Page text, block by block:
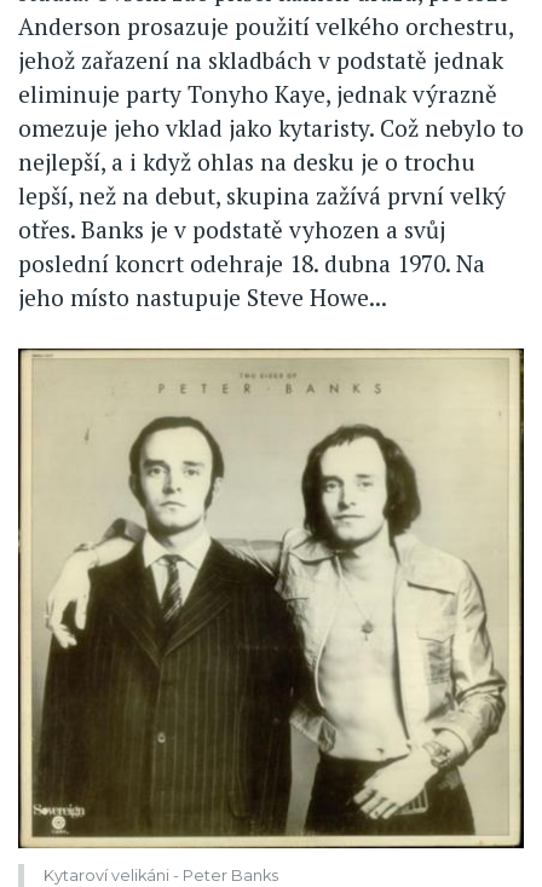
Anderson prosazuje použití velkého orchestru,
jehož zařazení na skladbách v podstatě jednak
eliminuje party Tonyho Kaye, jednak výrazně
omezuje jeho vklad jako kytaristy. Což nebylo to
nejlepší, a i když ohlas na desku je o trochu
lepší, než na debut, skupina zažívá první velký
otřes. Banks je v podstatě vyhozen a svůj
poslední koncrt odehraje 18. dubna 1970. Na
jeho místo nastupuje Steve Howe...
Kytaroví velikáni - Peter Banks